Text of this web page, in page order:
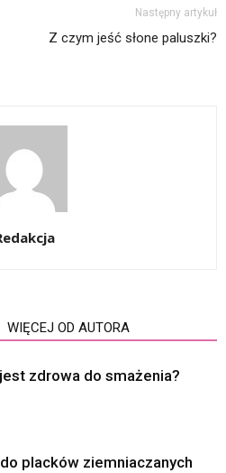
Następny artykuł
Z czym jeść słone paluszki?
WIĘCEJ OD AUTORA
zdrowa do smażenia?
placków ziemniaczanych